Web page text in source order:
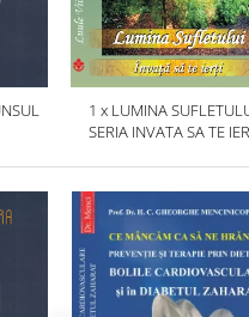
1 x LUMINA
SERIA INVATA SA TE